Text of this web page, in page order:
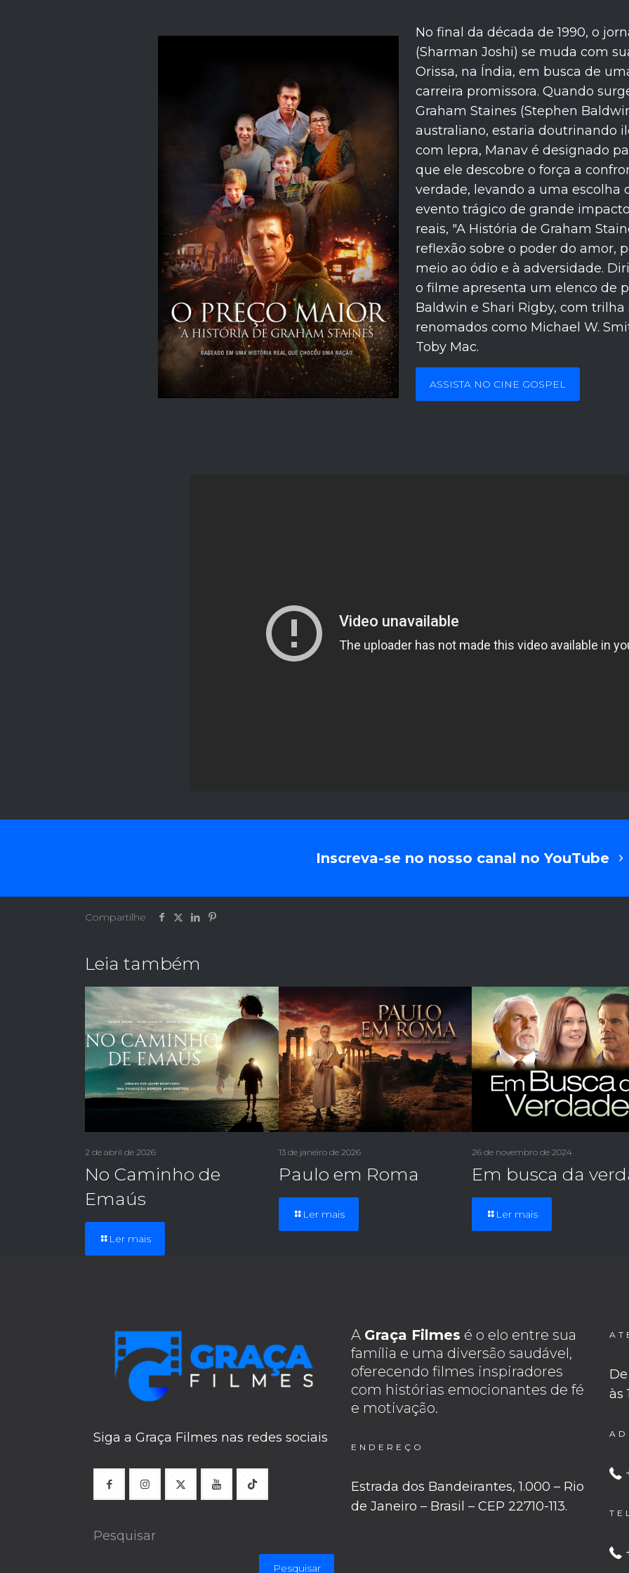
No final da década de 1990, o
(Sharman Joshi) se muda com
Orissa, na Índia, em busca de
carreira promissora. Quando
Graham Staines (Stephen
australiano, estaria doutrinando
com lepra, Manav é designado
que ele descobre o força a
verdade, levando a uma
evento trágico de grande
reais, "A História de Graham
reflexão sobre o poder do amor,
meio ao ódio e à adversidade.
o filme apresenta um elenco de
Baldwin e Shari Rigby, com
renomados como Michael W.
Toby Mac.
ASSISTA NO CINE GOSPEL
Inscreva-se no nosso canal no YouTube
Compartilhe
Leia também
2 de abril de 2026
No Caminho de
Emaús
Ler mais
13 de janeiro de 2026
Paulo em Roma
Ler mais
26 de novembro de 2024
Em busca da
Ler mais
Siga a Graça Filmes nas redes sociais
Pesquisar
Pesquisar
A Graça Filmes é o elo entre sua
família e uma diversão saudável,
oferecendo filmes inspiradores
com histórias emocionantes de fé
e motivação.
ENDEREÇO
Estrada dos Bandeirantes, 1.000 – Rio
de Janeiro – Brasil – CEP 22710-113.
às